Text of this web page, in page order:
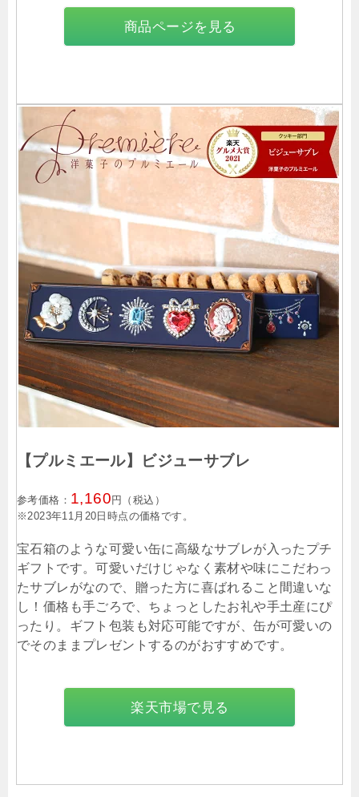
商品ページを見る
【プルミエール】ビジューサブレ
参考価格： 1,160 円（税込）
※2023年11月20日時点の価格です。
宝石箱のような可愛い缶に高級なサブレが入ったプチ
ギフトです。可愛いだけじゃなく素材や味にこだわっ
たサブレがなので、贈った方に喜ばれること間違いな
し！価格も手ごろで、ちょっとしたお礼や手土産にぴ
ったり。ギフト包装も対応可能ですが、缶が可愛いの
でそのままプレゼントするのがおすすめです。
楽天市場で見る